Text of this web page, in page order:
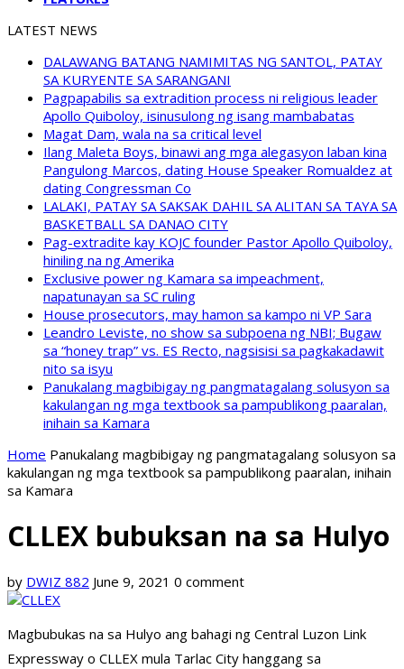
LATEST NEWS
DALAWANG BATANG NAMIMITAS NG SANTOL, PATAY
SA KURYENTE SA SARANGANI
Pagpapabilis sa extradition process ni religious leader
Apollo Quiboloy, isinusulong ng isang mambabatas
Magat Dam, wala na sa critical level
Ilang Maleta Boys, binawi ang mga alegasyon laban kina
Pangulong Marcos, dating House Speaker Romualdez at
dating Congressman Co
LALAKI, PATAY SA SAKSAK DAHIL SA ALITAN SA TAYA SA
BASKETBALL SA DANAO CITY
Pag-extradite kay KOJC founder Pastor Apollo Quiboloy,
hiniling na ng Amerika
Exclusive power ng Kamara sa impeachment,
napatunayan sa SC ruling
House prosecutors, may hamon sa kampo ni VP Sara
Leandro Leviste, no show sa subpoena ng NBI; Bugaw
sa “honey trap” vs. ES Recto, nagsisisi sa pagkakadawit
nito sa isyu
Panukalang magbibigay ng pangmatagalang solusyon sa
kakulangan ng mga textbook sa pampublikong paaralan,
inihain sa Kamara
Home Panukalang magbibigay ng pangmatagalang solusyon sa
kakulangan ng mga textbook sa pampublikong paaralan, inihain
sa Kamara
CLLEX bubuksan na sa Hulyo
by DWIZ 882 June 9, 2021 0 comment
Magbubukas na sa Hulyo ang bahagi ng Central Luzon Link
Expressway o CLLEX mula Tarlac City hanggang sa